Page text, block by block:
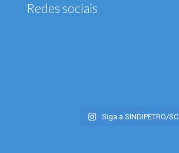
Redes sociais
Siga a SINDIPETRO/SC